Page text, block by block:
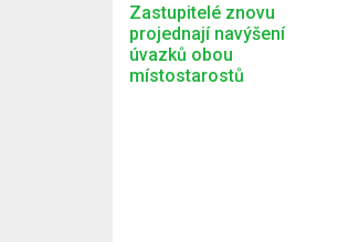
Zastupitelé znovu
projednají navýšení
úvazků obou
místostarostů